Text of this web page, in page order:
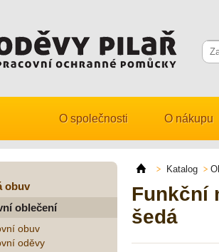
O společnosti O nákupu
obuv
oblečení
obuv
oděvy
Katalog
Funkční
šedá
pilar.cz